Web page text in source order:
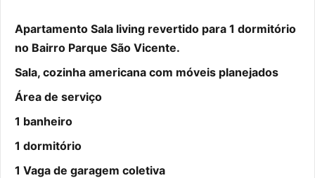
Apartamento Sala living revertido para 1 dormitório
no Bairro Parque São Vicente.
Sala, cozinha americana com móveis planejados
Área de serviço
1 banheiro
1 dormitório
1 Vaga de garagem coletiva